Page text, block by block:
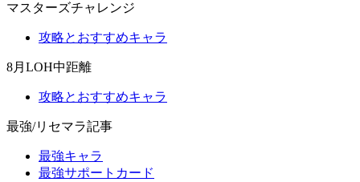
マスターズチャレンジ
攻略とおすすめキャラ
8月LOH中距離
攻略とおすすめキャラ
最強/リセマラ記事
最強キャラ
最強サポートカード